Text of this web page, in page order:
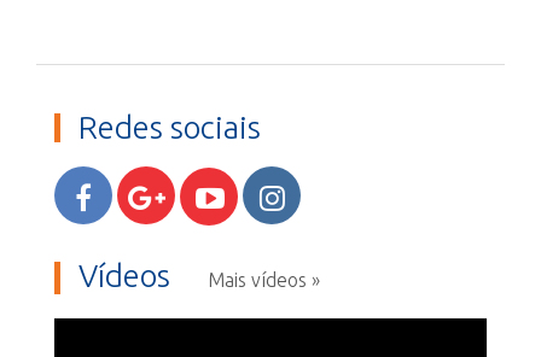
Redes sociais
Vídeos Mais vídeos »